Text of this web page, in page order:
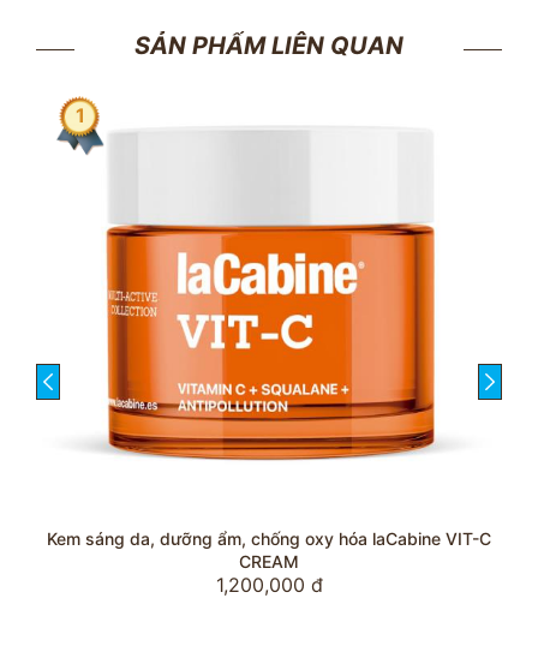
SẢN PHẨM LIÊN QUAN
oxy hóa laCabine VIT-C
Gel dưỡng khóa lạnh nâng
prev next